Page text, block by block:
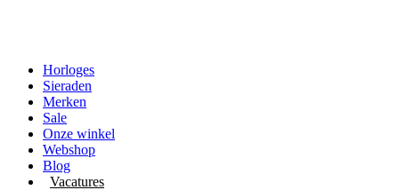
Horloges
Sieraden
Merken
Sale
Onze winkel
Webshop
Blog
Vacatures